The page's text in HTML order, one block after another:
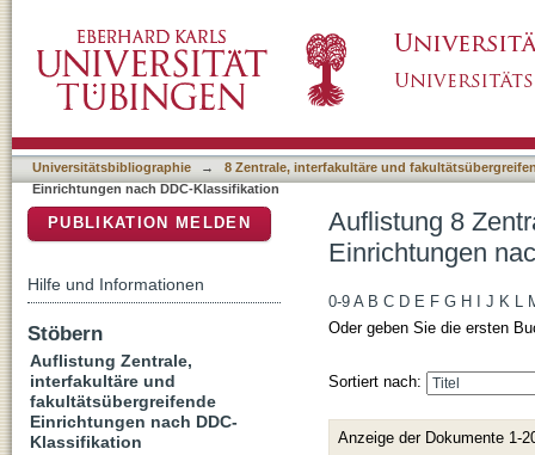
Klassifikation "200"
Universitätsbibliographie →
8 Zentrale, interfakultäre und
Einrichtungen nach DDC-Klassifikation
Auflistung 8
Einrichtungen
0-9 A B C D E F G H J K L
Oder geben Sie die ersten
Sortiert nach:
Anzeige der Dokumente 1-
PUBLIKATION MELDEN
Hilfe und Informationen
Stöbern
Auflistung Zentrale,
interfakultäre und
fakultätsübergreifende
Einrichtungen nach DDC-
Klassifikation